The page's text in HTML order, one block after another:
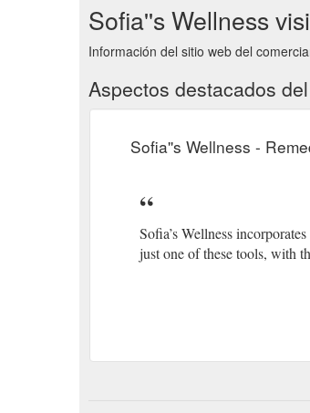
Sofia''s Wellness
Información del sitio web del
Aspectos destacados
Sofia''s Wellness -
Sofia’s Wellness
just one of these tools, with